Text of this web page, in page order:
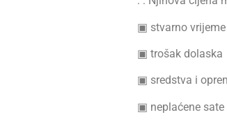
▣ stvarno vrijeme
▣ trošak dolaska
▣ sredstva i
▣ neplaćene